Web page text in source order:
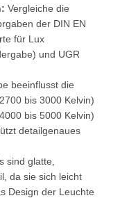
Vergleiche die
der DIN EN
für Lux
und UGR
beeinflusst die
bis 3000 Kelvin)
bis 5000 Kelvin)
detailgenaues
sind glatte,
da sie sich leicht
Design der Leuchte